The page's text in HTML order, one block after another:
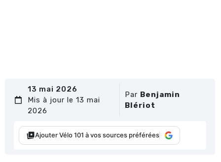
13 mai 2026
Mis à jour le 13 mai
2026
Par Benjamin
Blériot
Ajouter Vélo 101 à vos sources préférées